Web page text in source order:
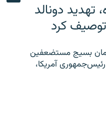
تهدید دونالد
کرد
بسیج مستضعفین
آمریکا،